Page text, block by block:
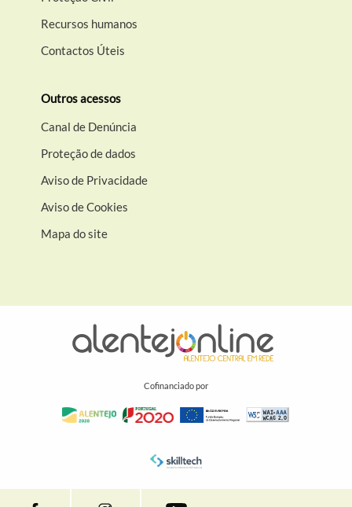
Recursos humanos
Contactos Úteis
Outros acessos
Canal de Denúncia
Proteção de dados
Aviso de Privacidade
Aviso de Cookies
Mapa do site
Cofinanciado por